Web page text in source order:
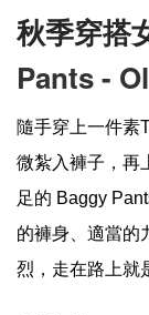
秋季穿搭
Pants -
隨手穿上一件素
微紮入褲子，再
足的 Baggy
的褲身、適當的
烈，走在路上就